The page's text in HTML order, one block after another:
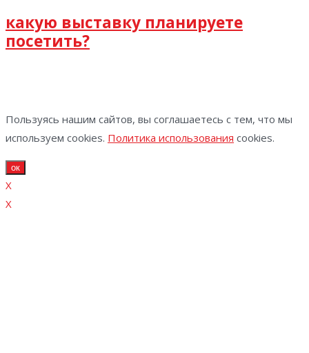
какую выставку планируете
посетить?
Пользуясь нашим сайтов, вы соглашаетесь с тем, что мы
используем cookies. Политика использования cookies.
ок
X
X